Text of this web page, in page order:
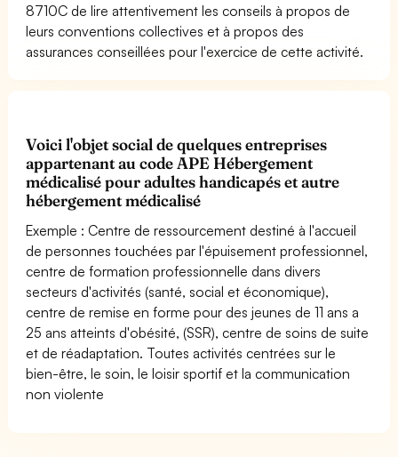
8710C de lire attentivement les conseils à propos de
leurs conventions collectives et à propos des
assurances conseillées pour l'exercice de cette activité.
Voici l'objet social de quelques entreprises
appartenant au code APE Hébergement
médicalisé pour adultes handicapés et autre
hébergement médicalisé
Exemple : Centre de ressourcement destiné à l'accueil
de personnes touchées par l'épuisement professionnel,
centre de formation professionnelle dans divers
secteurs d'activités (santé, social et économique),
centre de remise en forme pour des jeunes de 11 ans a
25 ans atteints d'obésité, (SSR), centre de soins de suite
et de réadaptation. Toutes activités centrées sur le
bien-être, le soin, le loisir sportif et la communication
non violente